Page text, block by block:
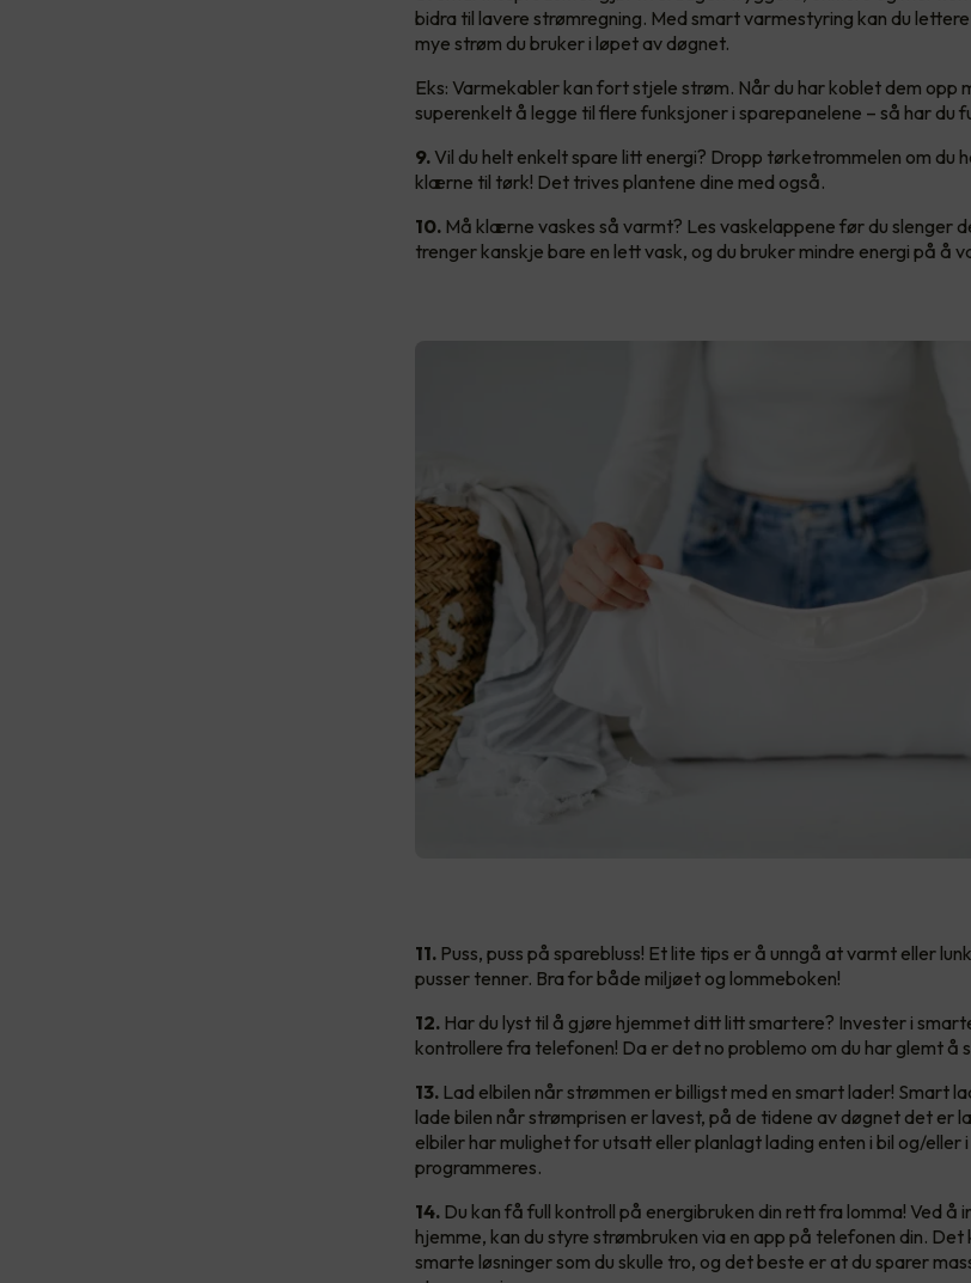
bidra til lavere strømregning. Med smart varmestyring kan du
mye strøm du bruker i løpet av døgnet.
Eks: Varmekabler kan fort stjele strøm. Når du har koblet dem
superenkelt å legge til flere funksjoner i sparepanelene – så har du
9. Vil du helt enkelt spare litt energi? Dropp tørketrommelen om du
klærne til tørk! Det trives plantene dine med også.
10. Må klærne vaskes så varmt? Les vaskelappene før du slenger
trenger kanskje bare en lett vask, og du bruker mindre energi på å
11. Puss, puss på sparebluss! Et lite tips er å unngå at varmt eller
pusser tenner. Bra for både miljøet og lommeboken!
12. Har du lyst til å gjøre hjemmet ditt litt smartere? Invester i
kontrollere fra telefonen! Da er det no problemo om du har glemt å
13. Lad elbilen når strømmen er billigst med en smart lader! Smart
lade bilen når strømprisen er lavest, på de tidene av døgnet det er
elbiler har mulighet for utsatt eller planlagt lading enten i bil og/eller
programmeres.
14. Du kan få full kontroll på energibruken din rett fra lomma! Ved å
hjemme, kan du styre strømbruken via en app på telefonen din.
smarte løsninger som du skulle tro, og det beste er at du sparer